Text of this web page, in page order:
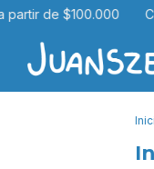
partir de $100.000